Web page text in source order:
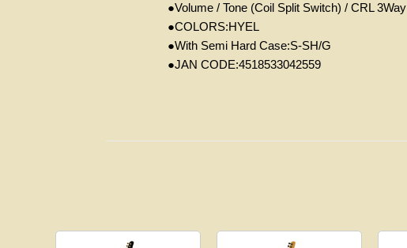
●Volume / Tone (Coil Split Switch) / CRL 3Way
●COLORS:HYEL
●With Semi Hard Case:S-SH/G
●JAN CODE:4518533042559